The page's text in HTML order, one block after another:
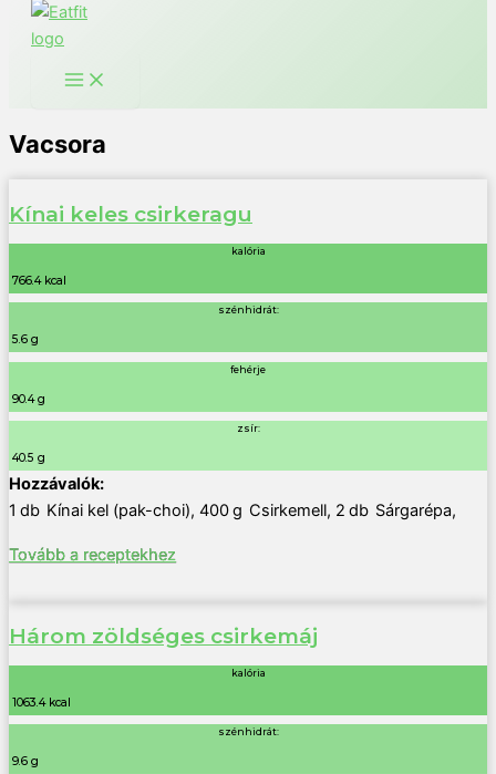
Vacsora
Kínai keles csirkeragu
kalória
766.4 kcal
szénhidrát:
5.6 g
fehérje
90.4 g
zsír:
40.5 g
1 db Kínai kel (pak-choi), 400g Csirkemell, 2 db Sárgarépa,
Tovább a receptekhez
Három zöldséges csirkemáj
kalória
1063.4 kcal
szénhidrát:
9.6 g